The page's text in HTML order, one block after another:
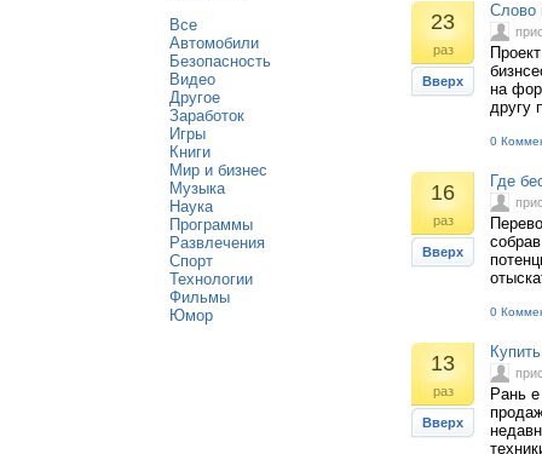
Все
Автомобили
Безопасность
Видео
Другое
Заработок
Игры
Книги
Мир и бизнес
Музыка
Наука
Программы
Развлечения
Спорт
Технологии
Фильмы
Юмор
23
раз
Вверх
Слово
на
другу
0
16
раз
Вверх
Где
0
13
раз
Вверх
Рань